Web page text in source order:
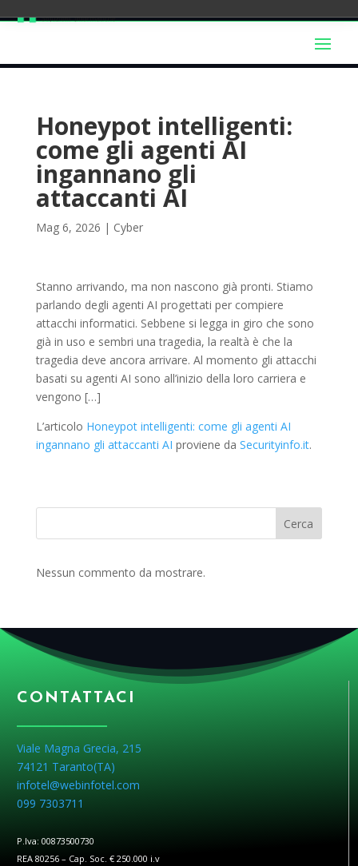
Honeypot intelligenti:
come gli agenti AI
ingannano gli
attaccanti AI
Mag 6, 2026 | Cyber
Stanno arrivando, ma non nascono già pronti. Stiamo
parlando degli agenti AI progettati per compiere
attacchi informatici. Sebbene si legga in giro che sono
già in uso e sembri una tragedia, la realtà è che la
tragedia deve ancora arrivare. Al momento gli attacchi
basati su agenti AI sono all’inizio della loro carriera e
vengono […]
L’articolo Honeypot intelligenti: come gli agenti AI
ingannano gli attaccanti AI proviene da Securityinfo.it.
Cerca
Nessun commento da mostrare.
CONTATTACI
Viale Magna Grecia, 215
74121 Taranto(TA)
infotel@webinfotel.com
099 7303711
P.Iva: 00873500730
REA 80256 – Cap. Soc. € 250.000 i.v